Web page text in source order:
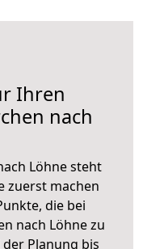
Ihren
nach
Löhne steht
zuerst machen
die bei
nach Löhne zu
Planung bis